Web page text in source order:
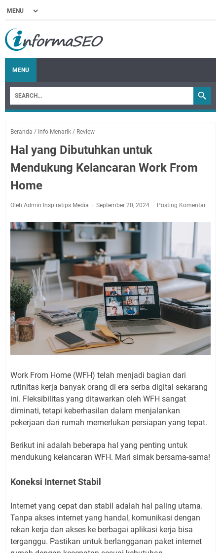
MENU
Beranda / Info Menarik / Review
Hal yang Dibutuhkan untuk
Mendukung Kelancaran Work From
Home
Oleh Admin Inspiratips Media September 20, 2024 Posting Komentar
Work From Home (WFH) telah menjadi bagian dari
rutinitas kerja banyak orang di era serba digital sekarang
ini. Fleksibilitas yang ditawarkan oleh WFH sangat
diminati, tetapi keberhasilan dalam menjalankan
pekerjaan dari rumah memerlukan persiapan yang tepat.
Berikut ini adalah beberapa hal yang penting untuk
mendukung kelancaran WFH. Mari simak bersama-sama!
Koneksi Internet Stabil
Internet yang cepat dan stabil adalah hal paling utama.
Tanpa akses internet yang handal, komunikasi dengan
rekan kerja dan akses ke berbagai aplikasi kerja bisa
terganggu. Pastikan untuk berlangganan paket internet